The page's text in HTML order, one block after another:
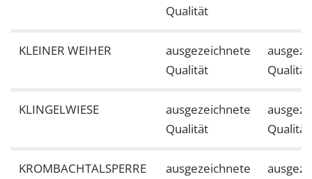
Qualität
KLEINER WEIHER
ausgezeichnete
Qualität
Qualität
KLINGELWIESE
ausgezeichnete
Qualität
Qualität
KROMBACHTALSPERRE
ausgezeichnete